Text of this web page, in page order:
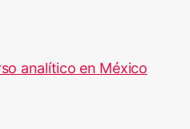
analítico en México